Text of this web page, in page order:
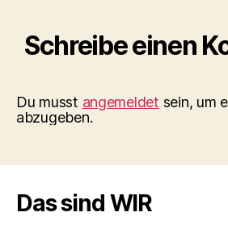
Schreibe einen
Du musst angemeldet sein, um
abzugeben.
Das sind WIR